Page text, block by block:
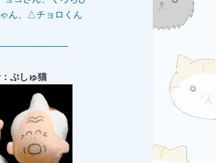
ん、△チョロくん
ぷしゅ猫